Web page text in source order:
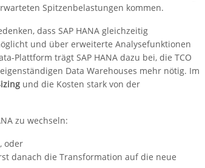
Spitzenbelastungen kommen.
dass SAP HANA gleichzeitig
und über erweiterte Analysefunktionen
Plattform trägt SAP HANA dazu bei, die TCO
Data Warehouses mehr nötig. Im
und die Kosten stark von der
zu wechseln:
oder
danach die Transformation auf die neue